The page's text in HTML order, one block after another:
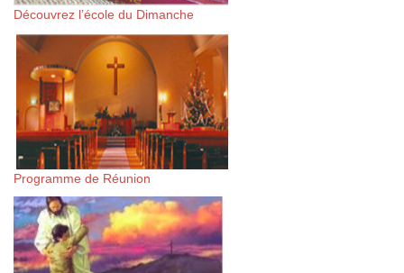
Découvrez l’école du Dimanche
Programme de Réunion